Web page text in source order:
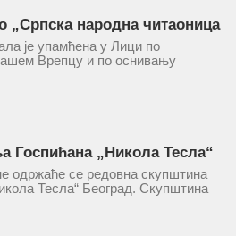
народна читаоница
је упамћена у Лици по
Врепцу и по оснивању
читаоница и књижница у
за културним и духовним
Госпићана „Никола Тесла“
одржаће се редовна скупштина
Тесла“ Београд. Скупштина
„Тесла“, Савски трг бр.
Скупштину је предложен...